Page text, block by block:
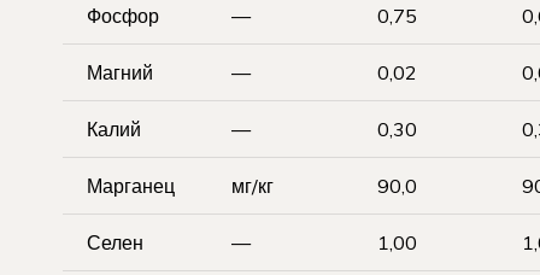
Фосфор — 0,75
Магний — 0,02
Калий — 0,30
Марганец мг/кг 90,0
Селен — 1,00